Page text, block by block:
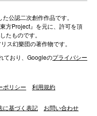
公認二次創作作品です。
方Project』を元に、許可を頂
たものです。
ス幻樂団の著作物です。
ており、Googleのプライバシー
ポリシー 利用規約
に基づく表記 お問い合わせ